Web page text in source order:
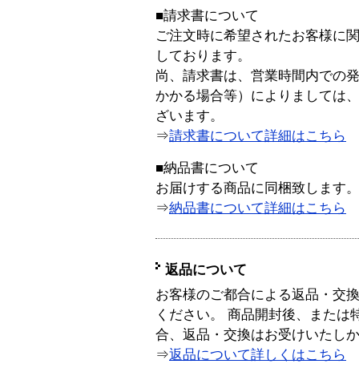
■請求書について
ご注文時に希望されたお客様に
しております。
尚、請求書は、営業時間内での
かかる場合等）によりましては
ざいます。
⇒請求書について詳細はこちら
■納品書について
お届けする商品に同梱致します。
⇒納品書について詳細はこちら
返品について
お客様のご都合による返品・交
ください。 商品開封後、または
合、返品・交換はお受けいたし
⇒返品について詳しくはこちら